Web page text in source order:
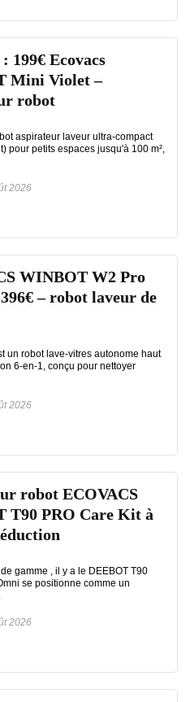
199€ Ecovacs
Mini Violet –
robot
aspirateur laveur ultra-compact
pour petits espaces jusqu'à 100 m²,
2026
WINBOT W2 Pro
– robot laveur de
un robot lave-vitres autonome haut
6-en-1, conçu pour nettoyer
2026
robot ECOVACS
T90 PRO Care Kit à
gamme , il y a le DEEBOT T90
se positionne comme un
2026